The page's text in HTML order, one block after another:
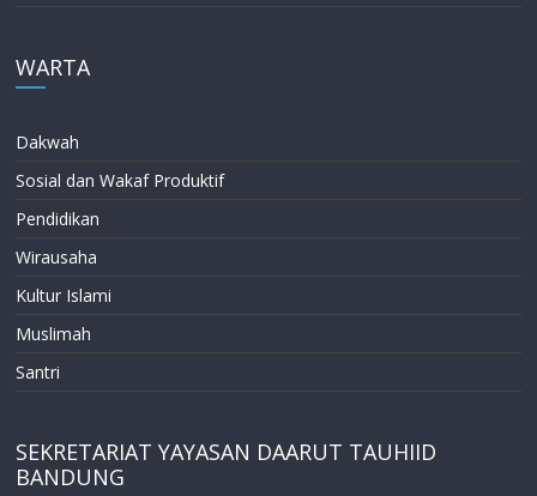
WARTA
Dakwah
Sosial dan Wakaf Produktif
Pendidikan
Wirausaha
Kultur Islami
Muslimah
Santri
SEKRETARIAT YAYASAN DAARUT TAUHIID
BANDUNG